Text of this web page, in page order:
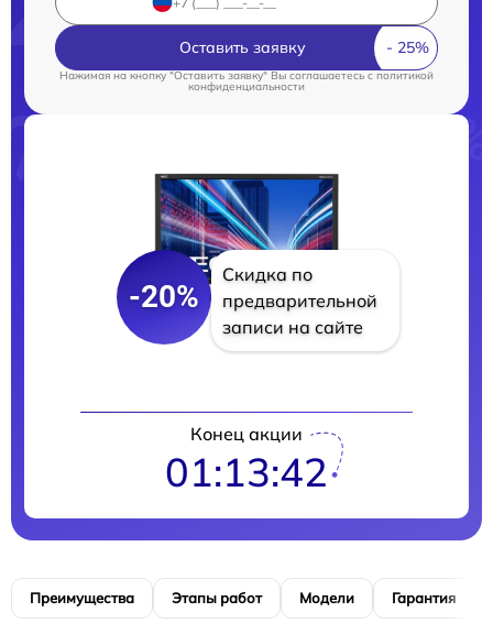
Оставить заявку
Нажимая на кнопку "Оставить заявку" Вы соглашаетесь cполитикой
конфиденциальности
-20%
Скидка по
предварительной
записи на сайте
Конец акции
01:13:41
Преимущества Этапы работ Модели Гарантия